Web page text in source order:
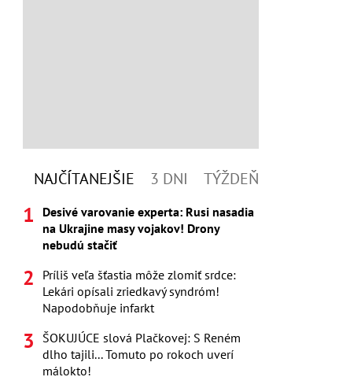
NAJČÍTANEJŠIE 3 DNI TÝŽDEŇ
Desivé varovanie experta: Rusi nasadia
na Ukrajine masy vojakov! Drony
nebudú stačiť
Príliš veľa šťastia môže zlomiť srdce:
Lekári opísali zriedkavý syndróm!
Napodobňuje infarkt
ŠOKUJÚCE slová Plačkovej: S Reném
dlho tajili... Tomuto po rokoch uverí
málokto!